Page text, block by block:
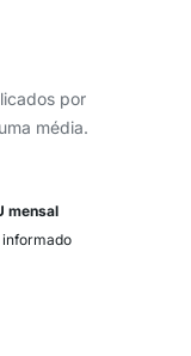
por
média.
mensal
informado